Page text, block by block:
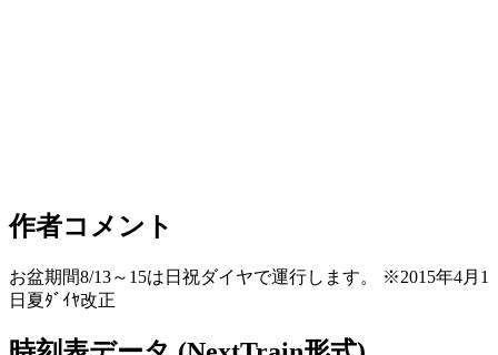
作者コメント
お盆期間8/13～15は日祝ダイヤで運行します。 ※2015年4月1
日夏ﾀﾞｲﾔ改正